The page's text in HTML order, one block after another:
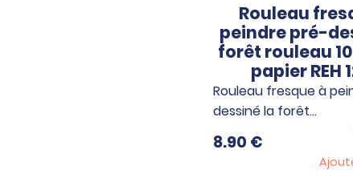
Rouleau
peindre pré-
forêt rouleau
papier REH
Rouleau fresque à
dessiné la forêt…
8.90 €